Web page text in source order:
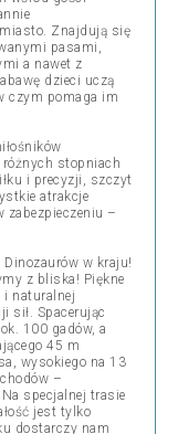
Znajdują się
pasami,
a nawet z
dzieci uczą
czym pomaga im
stopniach
i precyzji, szczyt
atrakcje
zabezpieczeniu –
w kraju!
z bliska! Piękne
i naturalnej
sił. Spacerując
100 gadów, a
45 m
wysokiego na 13
–
specjalnej trasie
jest tylko
dostarczy nam